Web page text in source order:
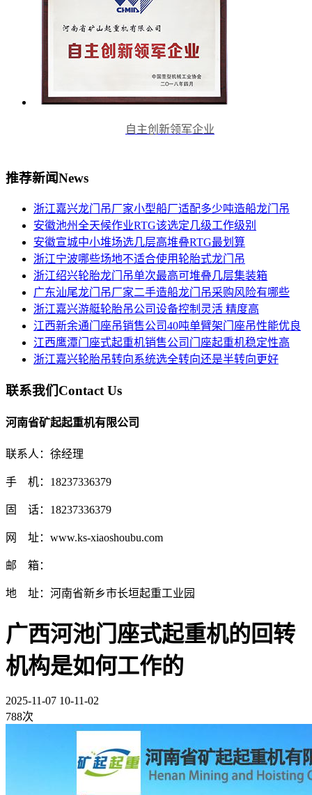
自主创新领军企业
推荐新闻News
浙江嘉兴龙门吊厂家小型船厂适配多少吨造船龙门吊
安徽池州全天候作业RTG该选定几级工作级别
安徽宣城中小堆场选几层高堆叠RTG最划算
浙江宁波哪些场地不适合使用轮胎式龙门吊
浙江绍兴轮胎龙门吊单次最高可堆叠几层集装箱
广东汕尾龙门吊厂家二手造船龙门吊采购风险有哪些
浙江嘉兴游艇轮胎吊公司设备控制灵活 精度高
江西新余通门座吊销售公司40吨单臂架门座吊性能优良
江西鹰潭门座式起重机销售公司门座起重机稳定性高
浙江嘉兴轮胎吊转向系统选全转向还是半转向更好
联系我们Contact Us
河南省矿起起重机有限公司
联系人：徐经理
手 机：18237336379
固 话：18237336379
网 址：www.ks-xiaoshoubu.com
邮 箱：
地 址：河南省新乡市长垣起重工业园
广西河池门座式起重机的回转
机构是如何工作的
2025-11-07 10-11-02
788次